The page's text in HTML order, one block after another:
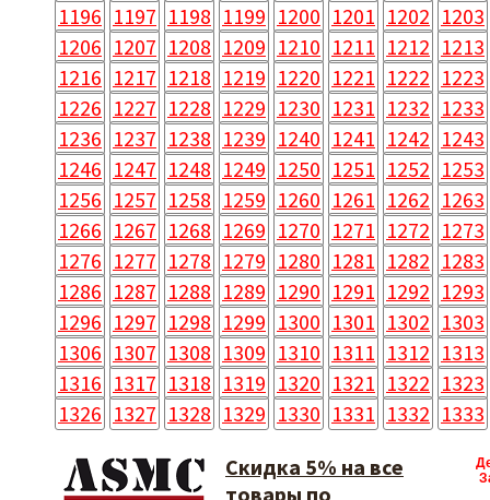
1196 1197 1198 1199 1200 1201 1202 1203
1206 1207 1208 1209 1210 1211 1212 1213
1216 1217 1218 1219 1220 1221 1222 1223
1226 1227 1228 1229 1230 1231 1232 1233
1236 1237 1238 1239 1240 1241 1242 1243
1246 1247 1248 1249 1250 1251 1252 1253
1256 1257 1258 1259 1260 1261 1262 1263
1266 1267 1268 1269 1270 1271 1272 1273
1276 1277 1278 1279 1280 1281 1282 1283
1286 1287 1288 1289 1290 1291 1292 1293
1296 1297 1298 1299 1300 1301 1302 1303
1306 1307 1308 1309 1310 1311 1312 1313
1316 1317 1318 1319 1320 1321 1322 1323
1326 1327 1328 1329 1330 1331 1332 1333
Скидка 5% на все
товары по